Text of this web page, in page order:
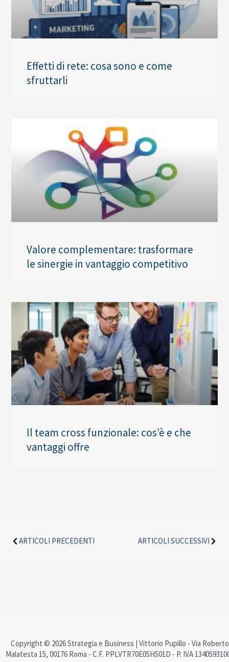
Effetti di rete: cosa sono e come
sfruttarli
Valore complementare: trasformare
le sinergie in vantaggio competitivo
Il team cross funzionale: cos’è e che
vantaggi offre
ARTICOLI PRECEDENTI
ARTICOLI SUCCESSIVI
Copyright © 2026 Strategia e Business | Vittorio Pupillo - Via Roberto
Malatesta 15, 00176 Roma - C.F. PPLVTR70E05H501D - P. IVA